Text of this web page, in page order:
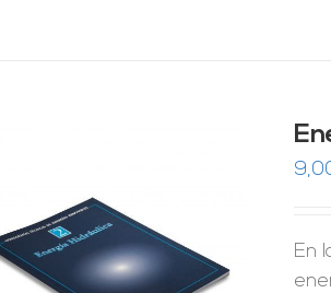
En